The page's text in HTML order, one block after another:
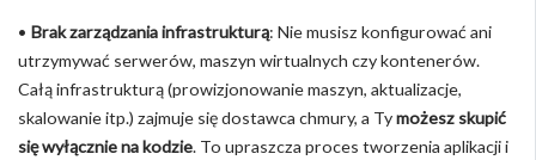
• Brak zarządzania infrastrukturą: Nie musisz konfigurować ani
utrzymywać serwerów, maszyn wirtualnych czy kontenerów.
Całą infrastrukturą (prowizjonowanie maszyn, aktualizacje,
skalowanie itp.) zajmuje się dostawca chmury, a Tymożesz skupić
się wyłącznie na kodzie. To upraszcza proces tworzenia aplikacji i